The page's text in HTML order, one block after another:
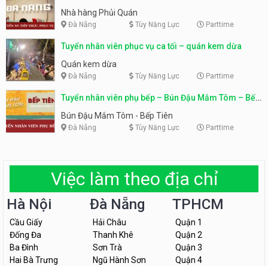
Nhà hàng Phủi Quán
Đà Nẵng Tùy Năng Lực Parttime
Tuyển nhân viên phục vụ ca tối – quán kem dừa
Quán kem dừa
Đà Nẵng Tùy Năng Lực Parttime
Tuyển nhân viên phụ bếp – Bún Đậu Mắm Tôm – Bếp
Tiên
Bún Đậu Mắm Tôm - Bếp Tiên
Đà Nẵng Tùy Năng Lực Parttime
Việc làm theo địa chỉ
Hà Nội
Cầu Giấy
Đống Đa
Ba Đình
Hai Bà Trưng
Đà Nẵng
Hải Châu
Thanh Khê
Sơn Trà
Ngũ Hành Sơn
TPHCM
Quận 1
Quận 2
Quận 3
Quận 4